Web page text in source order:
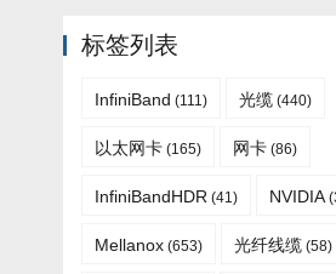
标签列表
InfiniBand (111) 光缆 (440)
以太网卡 (165) 网卡 (86)
InfiniBandHDR (41) NVIDIA
Mellanox (653) 光纤线缆 (58)